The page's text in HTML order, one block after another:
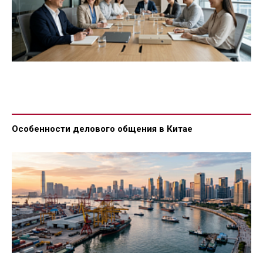
Особенности делового общения в Китае